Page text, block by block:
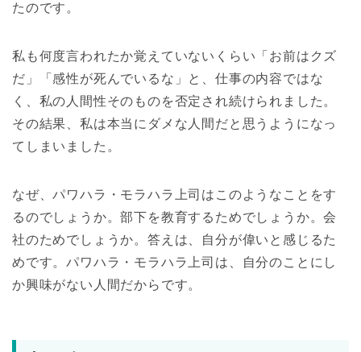
たのです。
私も何度言われたか覚えていないくらい「お前はクズ
だ」「感性が死んでいるな」と、仕事の内容ではな
く、私の人間性そのものを否定され続けられました。
その結果、私は本当にダメな人間だと思うようになっ
てしまいました。
なぜ、パワハラ・モラハラ上司はこのようなことをす
るのでしょうか。部下を教育するためでしょうか。会
社のためでしょうか。答えは、自分が偉いと感じるた
めです。パワハラ・モラハラ上司は、自分のことにし
か興味がない人間だからです。